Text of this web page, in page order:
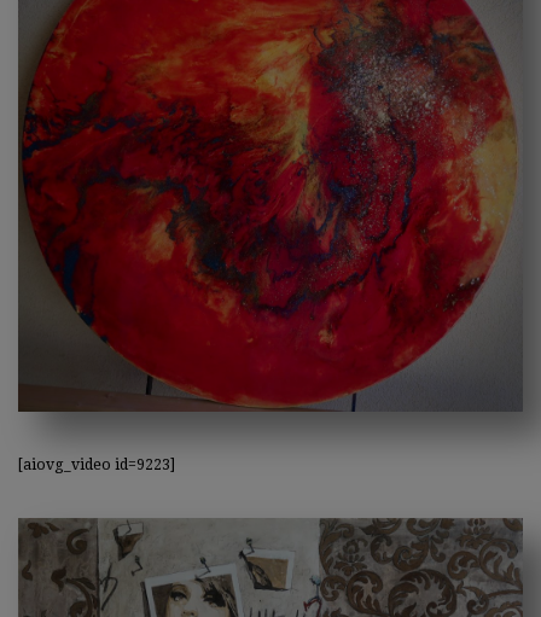
[aiovg_video id=9223]